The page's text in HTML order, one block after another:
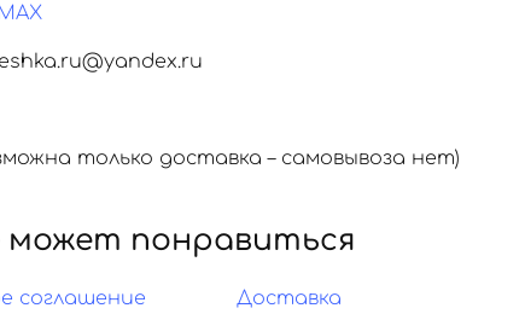
только доставка – самовывоза нет)
понравиться
соглашение Доставка